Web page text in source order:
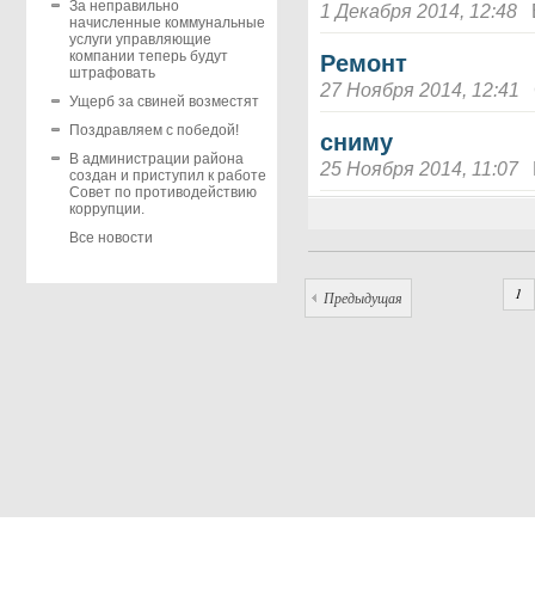
За неправильно
начисленные коммунальные
услуги управляющие
компании теперь будут
штрафовать
Ущерб за свиней возместят
Поздравляем с победой!
В администрации района
создан и приступил к работе
Совет по противодействию
коррупции.
Все новости
1 Декабря 2014, 12:48
Ремонт
27 Ноября 2014, 12:41
сниму
25 Ноября 2014, 11:07
Предыдущая 1